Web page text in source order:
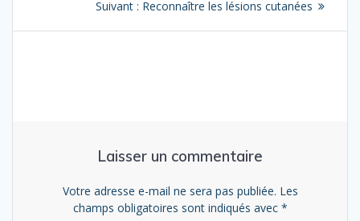
de
Suivant : Article
Reconnaître les lésions cutanées
Laisser un commentaire
Votre adresse e-mail ne sera pas publiée. Les
champs obligatoires sont indiqués avec *